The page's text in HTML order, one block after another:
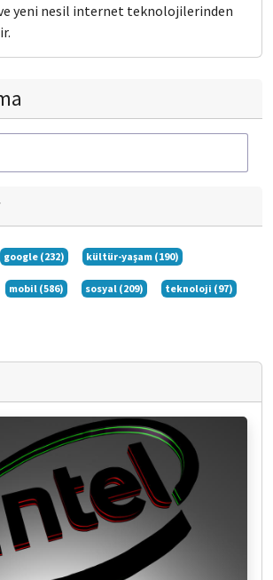
yeni nesil internet teknolojilerinden
google (232) kültür-yaşam (190)
mobil (586) sosyal (209) teknoloji (97)